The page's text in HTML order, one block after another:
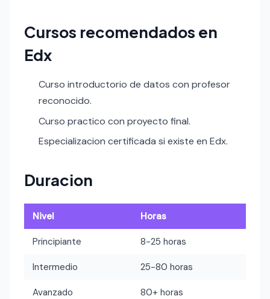
Cursos recomendados en
Edx
Curso introductorio de datos con profesor
reconocido.
Curso practico con proyecto final.
Especializacion certificada si existe en Edx.
Duracion
Nivel Horas
Principiante 8-25 horas
Intermedio 25-80 horas
Avanzado 80+ horas